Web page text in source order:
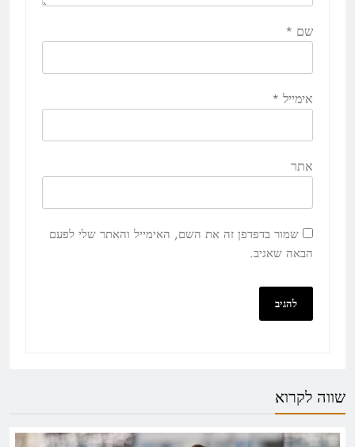
שם *
אימייל *
אתר
שמור בדפדפן זה את השם, האימייל והאתר שלי לפעם
הבאה שאגיב.
שווה לקרוא